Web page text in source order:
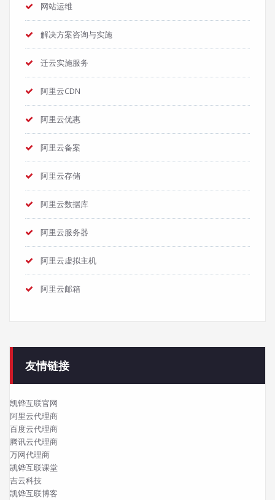
网站运维
解决方案咨询与实施
迁云实施服务
阿里云CDN
阿里云优惠
阿里云备案
阿里云存储
阿里云数据库
阿里云服务器
阿里云虚拟主机
阿里云邮箱
友情链接
凯铧互联官网
阿里云代理商
百度云代理商
腾讯云代理商
万网代理商
凯铧互联课堂
吉云科技
凯铧互联博客